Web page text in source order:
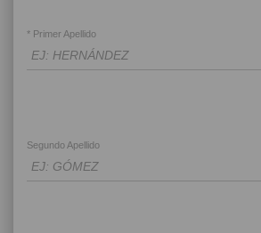
* Primer Apellido
Segundo Apellido